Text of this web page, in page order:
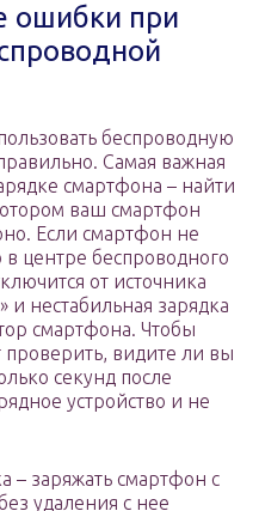
ошибки при
беспроводную
Самая важная
смартфона – найти
ваш смартфон
Если смартфон не
в центре беспроводного
от источника
и нестабильная зарядка
смартфона. Чтобы
проверить, видите ли вы
секунд после
устройство и не
– заряжать смартфон с
удаления с нее